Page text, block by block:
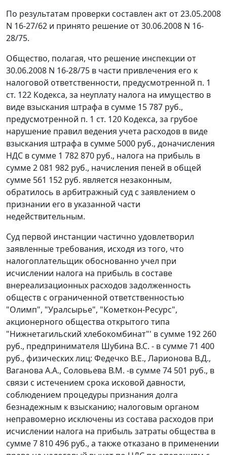
По результатам проверки составлен акт от 23.05.2008
N 16-27/62 и принято решение от 30.06.2008 N 16-
28/75.
Общество, полагая, что решение инспекции от
30.06.2008 N 16-28/75 в части привлечения его к
налоговой ответственности, предусмотренной п. 1
ст. 122 Кодекса, за неуплату налога на имущество в
виде взыскания штрафа в сумме 15 787 руб.,
предусмотренной п. 1 ст. 120 Кодекса, за грубое
нарушение правил ведения учета расходов в виде
взыскания штрафа в сумме 5000 руб., доначисления
НДС в сумме 1 782 870 руб., налога на прибыль в
сумме 2 081 982 руб., начисления пеней в общей
сумме 561 152 руб. является незаконным,
обратилось в арбитражный суд с заявлением о
признании его в указанной части
недействительным.
Суд первой инстанции частично удовлетворил
заявленные требования, исходя из того, что
налогоплательщик обоснованно учел при
исчислении налога на прибыль в составе
внереализационных расходов задолженность
обществ с ограниченной ответственностью
"Олимп", "Уралсырье", "Кометкон-Ресурс",
акционерного общества открытого типа
"Нижнетагильский хлебокомбинат"' в сумме 192 260
руб., предпринимателя Шубина B.C. - в сумме 71 400
руб., физических лиц: Федечко В.Е., Ларионова В.Д.,
Ваганова А.А., Соловьева В.М. -в сумме 74 501 руб., в
связи с истечением срока исковой давности,
соблюдением процедуры признания долга
безнадежным к взысканию; налоговым органом
неправомерно исключены из состава расходов при
исчислении налога на прибыль затраты общества в
сумме 7 810 496 руб., а также отказано в применении